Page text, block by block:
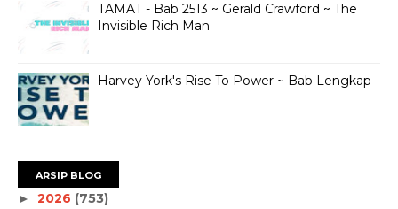
TAMAT - Bab 2513 ~ Gerald Crawford ~ The
Invisible Rich Man
Harvey York's Rise To Power ~ Bab Lengkap
ARSIP BLOG
► 2026 (753)